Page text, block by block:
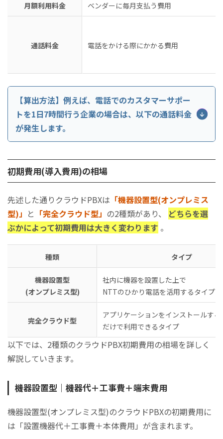
月額利用料金 ベンダーに毎月支払う費用
通話料金 電話をかける際にかかる費用
【算出方法】例えば、電話でのカスタマーサポー
トを1日7時間行う企業の場合は、以下の通話料金
が発生します。
60×7÷3×8.8＝1,232円/1日
・1,232円×31日＝3万8,192円
8,192円です
初期費用(導入費用)の相場
先述した通りクラウドPBXは 「機器設置型(オンプレミス
型)」 と 「完全クラウド型」 の2種類があり、 どちらを選
ぶかによって初期費用は大きく変わります 。
種類 タイプ
機器設置型
(オンプレミス型)
社内に機器を設置した上で
NTTのひかり電話を活用するタイプ
完全クラウド型
アプリケーションをインストールする
だけで利用できるタイプ
以下では、2種類のクラウドPBX初期費用の相場を詳しく
解説していきます。
機器設置型｜機器代＋工事費＋端末費用
機器設置型(オンプレミス型)のクラウドPBXの初期費用に
は「設置機器代＋工事費＋本体費用」が含まれます。